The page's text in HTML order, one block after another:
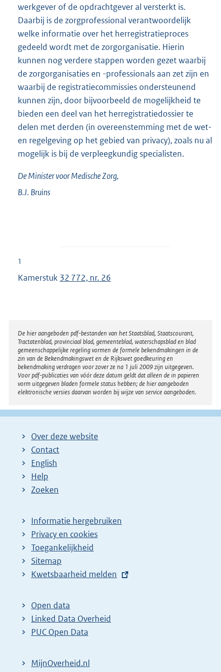
werkgever of de opdrachtgever al versterkt is.
Daarbij is de zorgprofessional verantwoordelijk
welke informatie over het herregistratieproces
gedeeld wordt met de zorgorganisatie. Hierin
kunnen nog verdere stappen worden gezet waarbij
de zorgorganisaties en -professionals aan zet zijn en
waarbij de registratiecommissies ondersteunend
kunnen zijn, door bijvoorbeeld de mogelijkheid te
bieden een deel van het herregistratiedossier te
delen met derden (in overeenstemming met de wet-
en regelgeving op het gebied van privacy), zoals nu al
mogelijk is bij de verpleegkundig specialisten.
De Minister voor Medische Zorg,
B.J. Bruins
1
Kamerstuk 32 772, nr. 26
Disclaimer
De hier aangeboden pdf-bestanden van het Staatsblad, Staatscourant,
Tractatenblad, provinciaal blad, gemeenteblad, waterschapsblad en blad
gemeenschappelijke regeling vormen de formele bekendmakingen in de
zin van de Bekendmakingswet en de Rijkswet goedkeuring en
bekendmaking verdragen voor zover ze na 1 juli 2009 zijn uitgegeven.
Voor pdf-publicaties van vóór deze datum geldt dat alleen de in papieren
vorm uitgegeven bladen formele status hebben; de hier aangeboden
elektronische versies daarvan worden bij wijze van service aangeboden.
Over deze website
Contact
English
Help
Zoeken
Informatie hergebruiken
Privacy en cookies
Toegankelijkheid
Sitemap
E
t
e
r
l
Kwetsbaarheid melden
Open data
Linked Data Overheid
PUC Open Data
MijnOverheid.nl